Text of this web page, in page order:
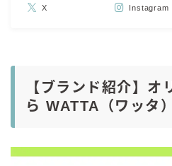
X Instagram
【ブランド紹介】オ
ら WATTA（ワッタ）